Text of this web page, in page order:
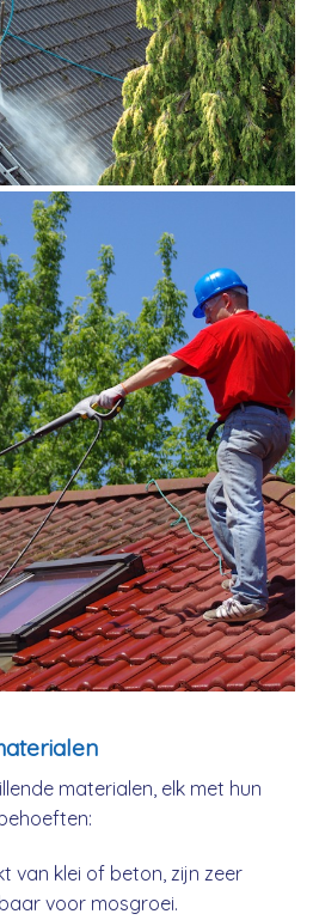
materialen, elk met hun
van klei of beton, zijn zeer
voor mosgroei.